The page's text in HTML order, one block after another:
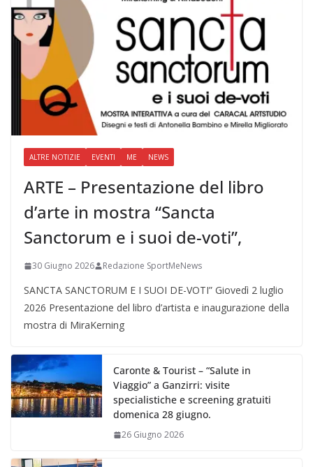
ALTRE NOTIZIE EVENTI ME NEWS
ARTE – Presentazione del libro
d’arte in mostra “Sancta
Sanctorum e i suoi de-voti”,
30 Giugno 2026 Redazione SportMeNews
SANCTA SANCTORUM E I SUOI DE-VOTI” Giovedì 2 luglio
2026 Presentazione del libro d’artista e inaugurazione della
mostra di MiraKerning
Caronte & Tourist – “Salute in
Viaggio” a Ganzirri: visite
specialistiche e screening gratuiti
domenica 28 giugno.
26 Giugno 2026